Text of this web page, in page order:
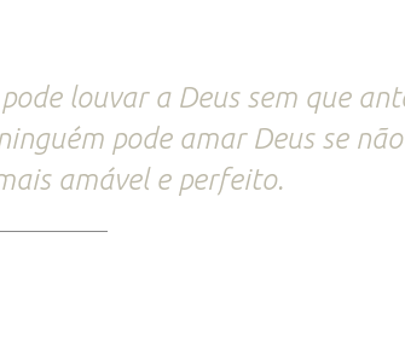
louvar a Deus sem que
pode amar Deus se
amável e perfeito.